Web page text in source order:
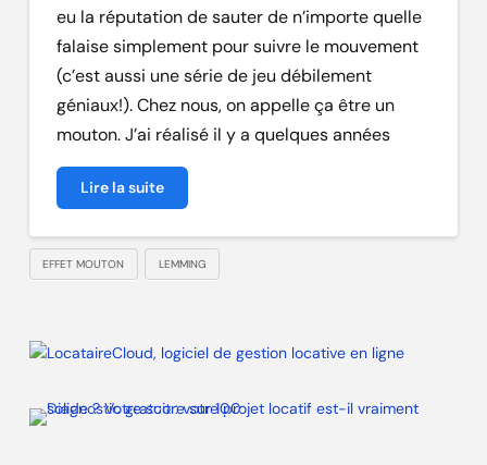
eu la réputation de sauter de n’importe quelle
falaise simplement pour suivre le mouvement
(c’est aussi une série de jeu débilement
géniaux!). Chez nous, on appelle ça être un
mouton. J’ai réalisé il y a quelques années
Lire la suite
EFFET MOUTON LEMMING